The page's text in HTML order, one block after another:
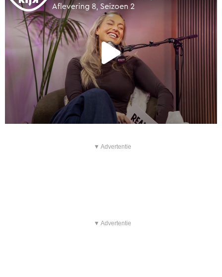
▼ Advertentie
▼ Advertentie